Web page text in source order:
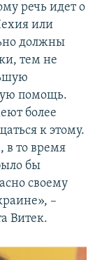
речь идет о
или
должны
тем не
помощь.
более
к этому.
в то время
бы
своему
–
Витек.